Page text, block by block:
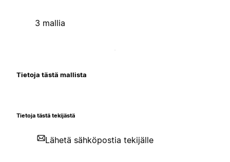
3 mallia
Tietoja tästä mallista
Tietoja tästä tekijästä
Lähetä sähköpostia tekijälle